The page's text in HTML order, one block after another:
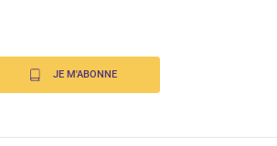
JE M'ABONNE